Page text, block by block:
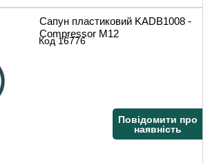
Код16776
Сапун пластиковий KADB1008 -
Compressor М12
Повідомити про
наявність